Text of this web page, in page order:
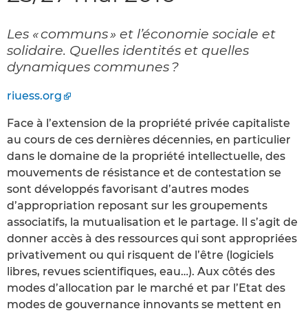
Les « communs » et l’économie sociale et
solidaire. Quelles identités et quelles
dynamiques communes ?
riuess.org
Face à l’extension de la propriété privée capitaliste
au cours de ces dernières décennies, en particulier
dans le domaine de la propriété intellectuelle, des
mouvements de résistance et de contestation se
sont développés favorisant d’autres modes
d’appropriation reposant sur les groupements
associatifs, la mutualisation et le partage. Il s’agit de
donner accès à des ressources qui sont appropriées
privativement ou qui risquent de l’être (logiciels
libres, revues scientifiques, eau…). Aux côtés des
modes d’allocation par le marché et par l’Etat des
modes de gouvernance innovants se mettent en